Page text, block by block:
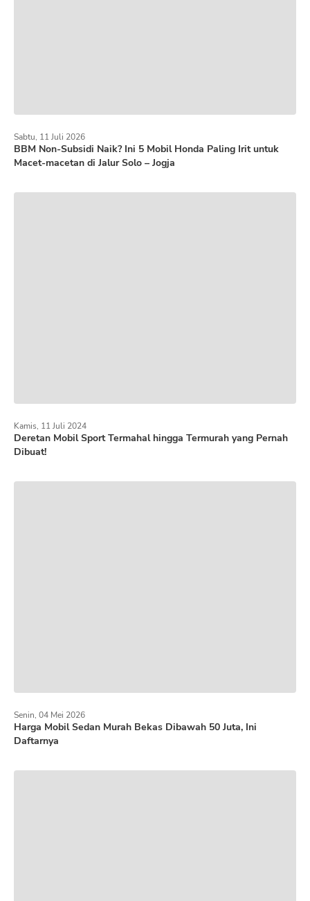
BBM Non-Subsidi Naik? Ini 5 Mobil Honda Paling Irit untuk
Macet-macetan di Jalur Solo – Jogja
Sabtu, 11 Juli 2026
Deretan Mobil Sport Termahal hingga Termurah yang Pernah
Dibuat!
Kamis, 11 Juli 2024
Harga Mobil Sedan Murah Bekas Dibawah 50 Juta, Ini
Daftarnya
Senin, 04 Mei 2026